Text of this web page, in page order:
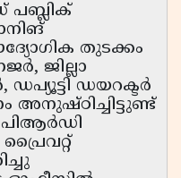
തുടക്കം
ജില്ലാ
ഡയറക്ടർ
അനുഷ്ഠിച്ചിട്ടുണ്ട്
പിആർഡി